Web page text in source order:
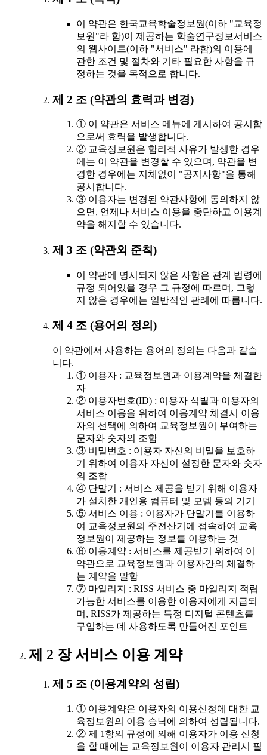
이 약관은 한국교육학술정보원(이하 "교육정
보원"라 함)이 제공하는 학술연구정보서비스
의 웹사이트(이하 "서비스" 라함)의 이용에
관한 조건 및 절차와 기타 필요한 사항을 규
정하는 것을 목적으로 합니다.
제 2 조 (약관의 효력과 변경)
① 이 약관은 서비스 메뉴에 게시하여 공시함
으로써 효력을 발생합니다.
② 교육정보원은 합리적 사유가 발생한 경우
에는 이 약관을 변경할 수 있으며, 약관을 변
경한 경우에는 지체없이 "공지사항"을 통해
공시합니다.
③ 이용자는 변경된 약관사항에 동의하지 않
으면, 언제나 서비스 이용을 중단하고 이용계
약을 해지할 수 있습니다.
제 3 조 (약관외 준칙)
이 약관에 명시되지 않은 사항은 관계 법령에
규정 되어있을 경우 그 규정에 따르며, 그렇
지 않은 경우에는 일반적인 관례에 따릅니다.
제 4 조 (용어의 정의)
이 약관에서 사용하는 용어의 정의는 다음과 같습
니다.
① 이용자 : 교육정보원과 이용계약을 체결한
자
② 이용자번호(ID) : 이용자 식별과 이용자의
서비스 이용을 위하여 이용계약 체결시 이용
자의 선택에 의하여 교육정보원이 부여하는
문자와 숫자의 조합
③ 비밀번호 : 이용자 자신의 비밀을 보호하
기 위하여 이용자 자신이 설정한 문자와 숫자
의 조합
④ 단말기 : 서비스 제공을 받기 위해 이용자
가 설치한 개인용 컴퓨터 및 모뎀 등의 기기
⑤ 서비스 이용 : 이용자가 단말기를 이용하
여 교육정보원의 주전산기에 접속하여 교육
정보원이 제공하는 정보를 이용하는 것
⑥ 이용계약 : 서비스를 제공받기 위하여 이
약관으로 교육정보원과 이용자간의 체결하
는 계약을 말함
⑦ 마일리지 : RISS 서비스 중 마일리지 적립
가능한 서비스를 이용한 이용자에게 지급되
며, RISS가 제공하는 특정 디지털 콘텐츠를
구입하는 데 사용하도록 만들어진 포인트
제 2 장 서비스 이용 계약
제 5 조 (이용계약의 성립)
① 이용계약은 이용자의 이용신청에 대한 교
육정보원의 이용 승낙에 의하여 성립됩니다.
② 제 1항의 규정에 의해 이용자가 이용 신청
을 할 때에는 교육정보원이 이용자 관리시 필